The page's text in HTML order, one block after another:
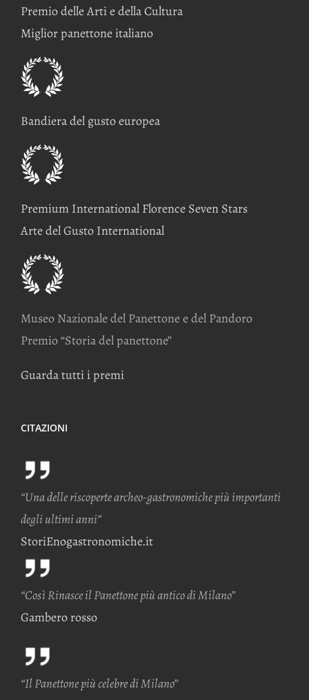
Premio delle Arti e della Cultura
Miglior panettone italiano
Bandiera del gusto europea
Premium International Florence Seven Stars
Arte del Gusto International
Museo Nazionale del Panettone e del Pandoro
Premio “Storia del panettone”
Guarda tutti i premi
CITAZIONI
“Una delle riscoperte archeo-gastronomiche più importanti
degli ultimi anni”
StoriEnogastronomiche.it
“Così Rinasce il Panettone più antico di Milano”
Gambero rosso
“Il Panettone più celebre di Milano”